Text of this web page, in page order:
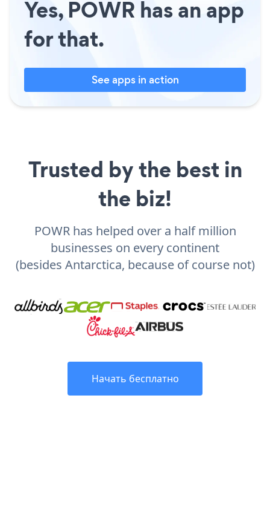
Yes, POWR has an app
for that.
See apps in action
Trusted by the best in
the biz!
POWR has helped over a half million
businesses on every continent
(besides Antarctica, because of course not)
Начать бесплатно